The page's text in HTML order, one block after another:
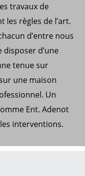
travaux de
règles de l’art.
d’entre nous
disposer d’une
tenue sur
une maison
Un
Ent. Adenot
interventions.